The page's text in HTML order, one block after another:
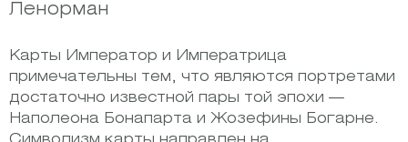
Ленорман
Карты Император и Императрица
примечательны тем, что являются портретами
достаточно известной пары той эпохи —
Наполеона Бонапарта и Жозефины Богарне.